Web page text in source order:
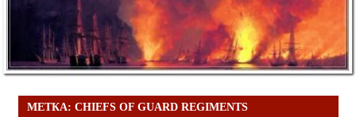
МЕТКА: CHIEFS OF GUARD REGIMENTS